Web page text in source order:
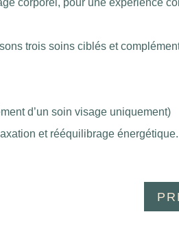
corporel, pour une expérience
trois soins ciblés et
d’un soin visage uniquement)
et rééquilibrage énergétique.